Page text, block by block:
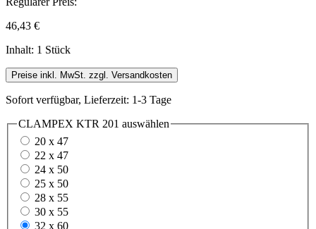
46,43 €
Inhalt: 1 Stück
Preise inkl. MwSt. zzgl. Versandkosten
Sofort verfügbar, Lieferzeit: 1-3 Tage
CLAMPEX KTR 201 auswählen
20 x 47
22 x 47
24 x 50
25 x 50
28 x 55
30 x 55
32 x 60